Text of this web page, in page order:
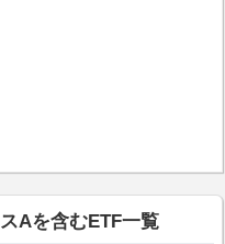
Aを含むETF一覧